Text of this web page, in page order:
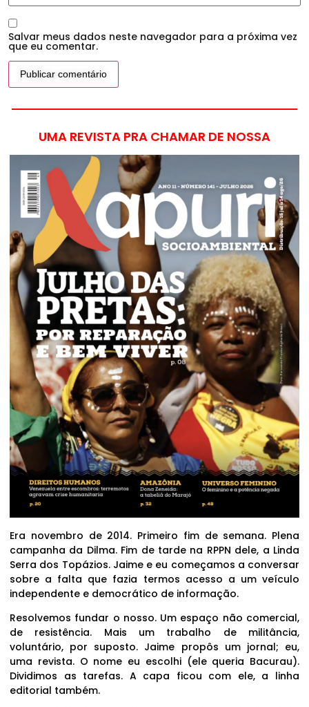
Salvar meus dados neste navegador para a próxima vez
que eu comentar.
UMA REVISTA PRA CHAMAR DE NOSSA
Era novembro de 2014. Primeiro fim de semana. Plena
campanha da Dilma. Fim de tarde na RPPN dele, a Linda
Serra dos Topázios. Jaime e eu começamos a conversar
sobre a falta que fazia termos acesso a um veículo
independente e democrático de informação.
Resolvemos fundar o nosso. Um espaço não comercial,
de resistência. Mais um trabalho de militância,
voluntário, por suposto. Jaime propôs um jornal; eu,
uma revista. O nome eu escolhi (ele queria Bacurau).
Dividimos as tarefas. A capa ficou com ele, a linha
editorial também.